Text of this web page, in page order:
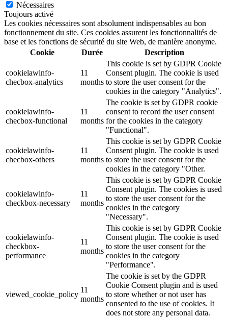
Nécessaires
Toujours activé
Les cookies nécessaires sont absolument indispensables au bon
fonctionnement du site. Ces cookies assurent les fonctionnalités de
base et les fonctions de sécurité du site Web, de manière anonyme.
Cookie
Durée Description
cookielawinfo-
checbox-analytics
11
months
This cookie is set by GDPR Cookie
Consent plugin. The cookie is used
to store the user consent for the
cookies in the category "Analytics".
cookielawinfo-
checbox-functional
11
months
The cookie is set by GDPR cookie
consent to record the user consent
for the cookies in the category
"Functional".
cookielawinfo-
checbox-others
11
months
This cookie is set by GDPR Cookie
Consent plugin. The cookie is used
to store the user consent for the
cookies in the category "Other.
cookielawinfo-
checkbox-necessary
11
months
This cookie is set by GDPR Cookie
Consent plugin. The cookies is used
to store the user consent for the
cookies in the category
"Necessary".
cookielawinfo-
checkbox-
performance
11
months
This cookie is set by GDPR Cookie
Consent plugin. The cookie is used
to store the user consent for the
cookies in the category
"Performance".
viewed_cookie_policy
11
months
The cookie is set by the GDPR
Cookie Consent plugin and is used
to store whether or not user has
consented to the use of cookies. It
does not store any personal data.